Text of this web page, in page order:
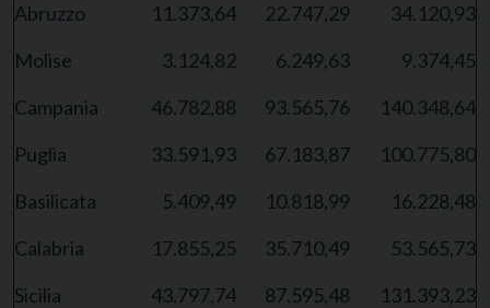
Abruzzo
11.373,64 22.747,29
34.120,93
Molise
3.124,82 6.249,63
9.374,45
Campania
46.782,88 93.565,76
140.348,64
Puglia
33.591,93 67.183,87
100.775,80
Basilicata
5.409,49 10.818,99
16.228,48
Calabria
17.855,25 35.710,49
53.565,73
Sicilia
43.797,74 87.595,48
131.393,23